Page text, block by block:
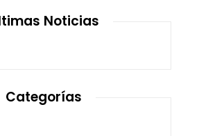
Noticias
Categorías